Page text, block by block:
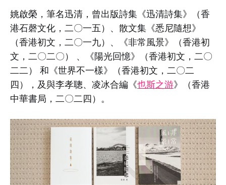
姚啟榮，筆名迅清，曾出版詩集《迅清詩集》（香
港石磬文化，二〇一五）、散文集《悉尼隨想》
（香港初文，二〇一九）、《非常風景》（香港初
文，二〇二〇） 、《陽光回憶》（香港初文，二〇
二二） 和《世界不一樣》（香港初文，二〇二
四），及與李孝聰、凌冰合編《也斯之游》（香港
中華書局，二〇二四）。